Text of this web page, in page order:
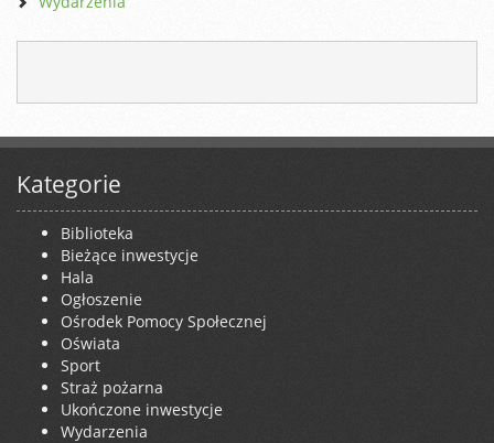
Kategorie
Biblioteka
Bieżące inwestycje
Hala
Ogłoszenie
Ośrodek Pomocy Społecznej
Oświata
Sport
Straż pożarna
Ukończone inwestycje
Wydarzenia